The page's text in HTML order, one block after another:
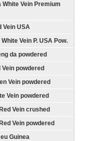
White Vein Premium
Vein USA
Vein P. USA Pow.
da powdered
Vein powdered
Vein powdered
Vein powdered
Vein crushed
Vein powdered
Guinea